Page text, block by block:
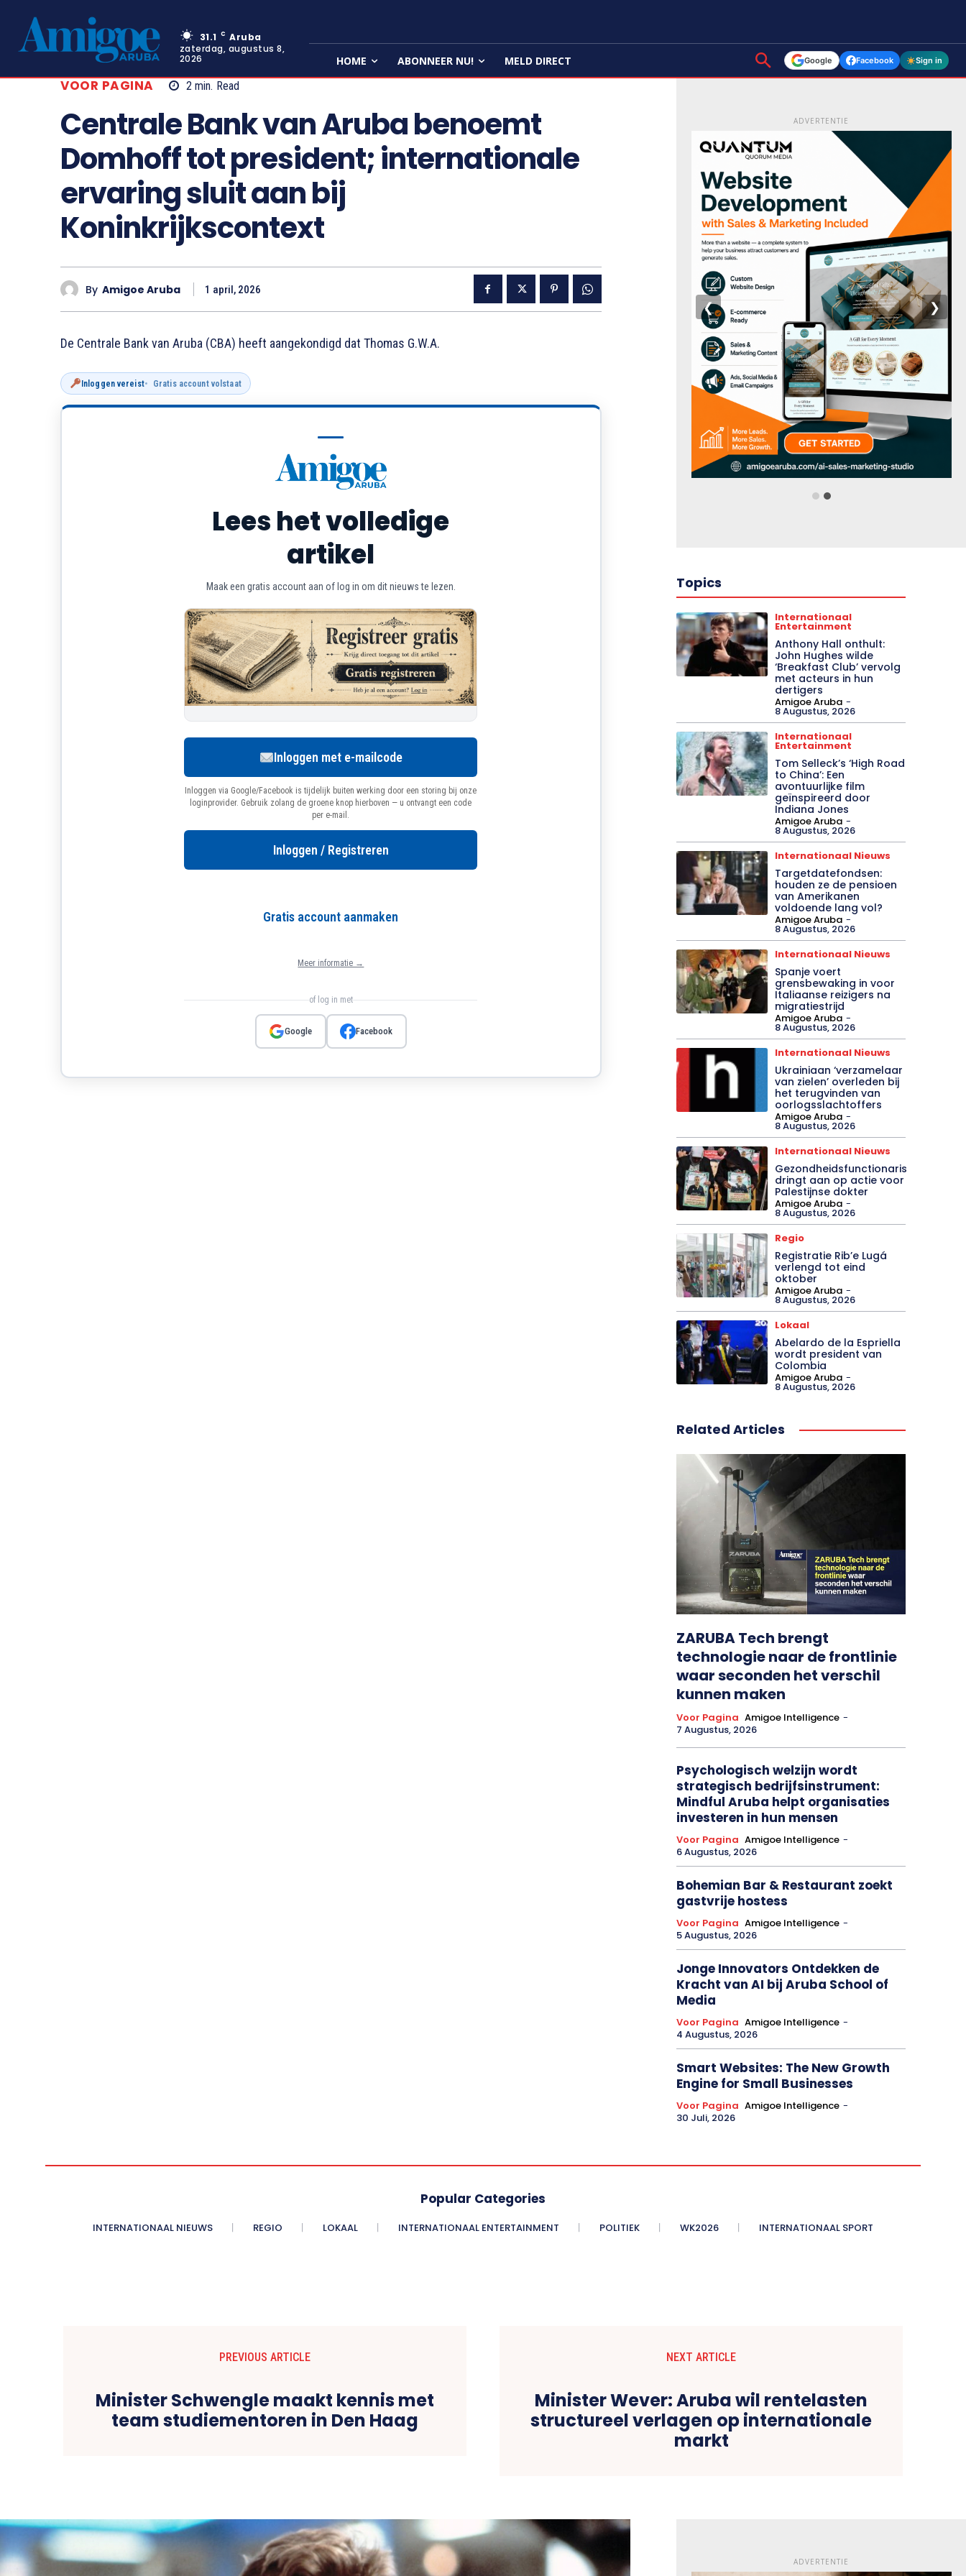
31.1 C Aruba
zaterdag, augustus 8,
2026
HOME ABONNEER NU! MELD DIRECT Google Facebook Sign in
VOOR PAGINA 2 min. Read
Centrale Bank van Aruba benoemt
Domhoff tot president; internationale
ervaring sluit aan bij
Koninkrijkscontext
By Amigoe Aruba 1 april, 2026
De Centrale Bank van Aruba (CBA) heeft aangekondigd dat Thomas G.W.A.
Inloggen vereist Gratis account volstaat
Lees het volledige
artikel
Maak een gratis account aan of log in om dit nieuws te lezen.
Inloggen met e-mailcode
Inloggen via Google/Facebook is tijdelijk buiten werking door een storing bij onze
loginprovider. Gebruik zolang de groene knop hierboven — u ontvangt een code
per e-mail.
Inloggen / Registreren
Gratis account aanmaken
Meer informatie →
of log in met
Google Facebook
ADVERTENTIE
❮ ❯
Topics
Internationaal
Entertainment
Anthony Hall onthult:
John Hughes wilde
‘Breakfast Club’ vervolg
met acteurs in hun
dertigers
Amigoe Aruba -
8 Augustus, 2026
Internationaal
Entertainment
Tom Selleck’s ‘High Road
to China’: Een
avontuurlijke film
geïnspireerd door
Indiana Jones
Amigoe Aruba -
8 Augustus, 2026
Internationaal Nieuws
Targetdatefondsen:
houden ze de pensioen
van Amerikanen
voldoende lang vol?
Amigoe Aruba -
8 Augustus, 2026
Internationaal Nieuws
Spanje voert
grensbewaking in voor
Italiaanse reizigers na
migratiestrijd
Amigoe Aruba -
8 Augustus, 2026
Internationaal Nieuws
Ukrainiaan ‘verzamelaar
van zielen’ overleden bij
het terugvinden van
oorlogsslachtoffers
Amigoe Aruba -
8 Augustus, 2026
Internationaal Nieuws
Gezondheidsfunctionaris
dringt aan op actie voor
Palestijnse dokter
Amigoe Aruba -
8 Augustus, 2026
Regio
Registratie Rib’e Lugá
verlengd tot eind
oktober
Amigoe Aruba -
8 Augustus, 2026
Lokaal
Abelardo de la Espriella
wordt president van
Colombia
Amigoe Aruba -
8 Augustus, 2026
Related Articles
ZARUBA Tech brengt
technologie naar de frontlinie
waar seconden het verschil
kunnen maken
Voor Pagina Amigoe Intelligence -
7 Augustus, 2026
Psychologisch welzijn wordt
strategisch bedrijfsinstrument:
Mindful Aruba helpt organisaties
investeren in hun mensen
Voor Pagina Amigoe Intelligence -
6 Augustus, 2026
Bohemian Bar & Restaurant zoekt
gastvrije hostess
Voor Pagina Amigoe Intelligence -
5 Augustus, 2026
Jonge Innovators Ontdekken de
Kracht van AI bij Aruba School of
Media
Voor Pagina Amigoe Intelligence -
4 Augustus, 2026
Smart Websites: The New Growth
Engine for Small Businesses
Voor Pagina Amigoe Intelligence -
30 Juli, 2026
Popular Categories
INTERNATIONAAL NIEUWS REGIO LOKAAL INTERNATIONAAL ENTERTAINMENT POLITIEK WK2026 INTERNATIONAAL SPORT
PREVIOUS ARTICLE
Minister Schwengle maakt kennis met
team studiementoren in Den Haag
NEXT ARTICLE
Minister Wever: Aruba wil rentelasten
structureel verlagen op internationale
markt